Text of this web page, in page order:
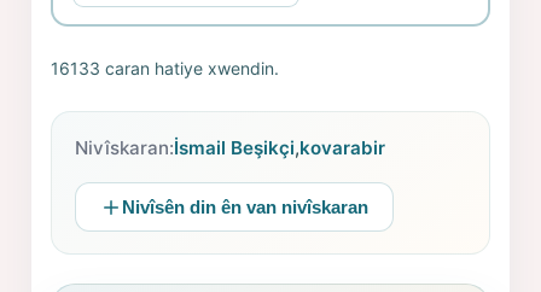
16133 caran hatiye xwendin.
Nivîskaran:İsmail Beşikçi,kovarabir
Nivîsên din ên van nivîskaran